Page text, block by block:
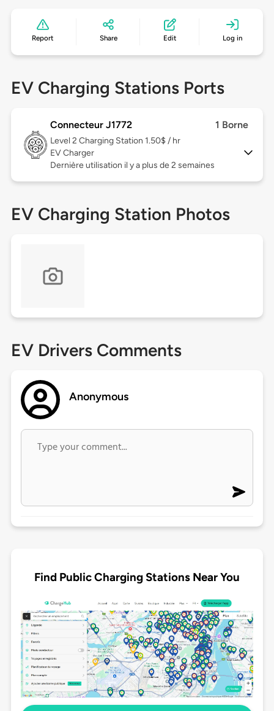
Report Share Edit Log in
EV Charging Stations Ports
Connecteur J1772 1 Borne
Level 2 Charging Station 1.50$ / hr
EV Charger
Dernière utilisation il y a plus de 2 semaines
EV Charging Station Photos
EV Drivers Comments
Anonymous
Find Public Charging Stations Near You